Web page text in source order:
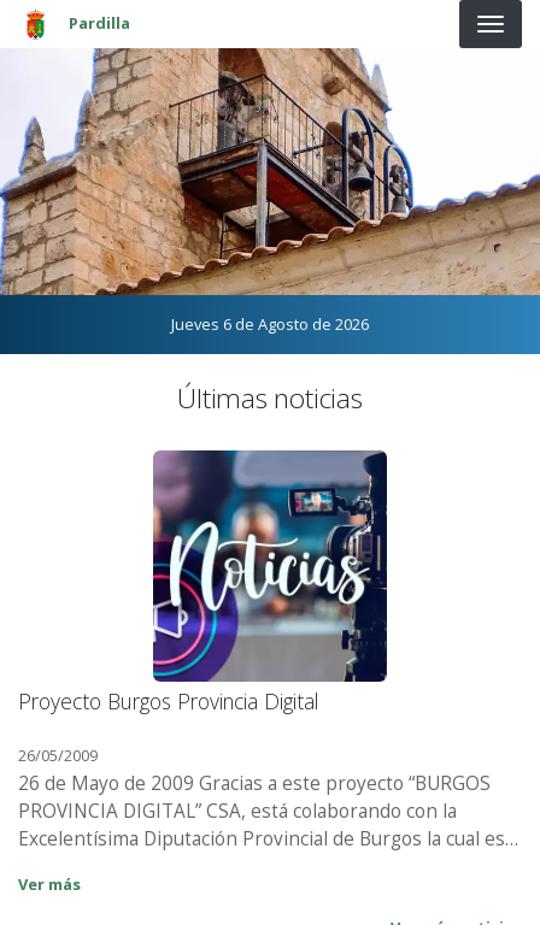
Pasar al contenido principal
Pardilla
Jueves 6 de Agosto de 2026
Últimas noticias
Proyecto Burgos Provincia Digital
26/05/2009
26 de Mayo de 2009 Gracias a este proyecto “BURGOS
PROVINCIA DIGITAL” CSA, está colaborando con la
Excelentísima Diputación Provincial de Burgos la cual está
Modernización con el objetivo de transformar y convertir
Ver más